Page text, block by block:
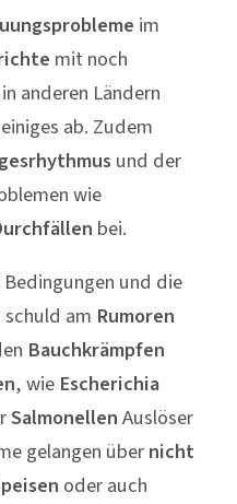
im
mit noch
in anderen Ländern
ab. Zudem
und der
wie
bei.
und die
schuld am Rumoren
Bauchkrämpfen
, wie Escherichia
SalmonellenAuslöser
gelangen übernicht
oder auch